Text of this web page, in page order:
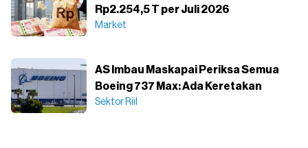
Rp2.254,5 T per Juli 2026
Market
AS Imbau Maskapai Periksa Semua
Boeing 737 Max: Ada Keretakan
Sektor Riil